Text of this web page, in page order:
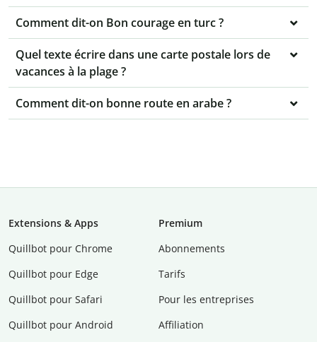
Comment dit-on Bon courage en turc ?
Quel texte écrire dans une carte postale lors de
vacances à la plage ?
Comment dit-on bonne route en arabe ?
Extensions & Apps
Quillbot pour Chrome
Quillbot pour Edge
Quillbot pour Safari
Quillbot pour Android
Premium
Abonnements
Tarifs
Pour les entreprises
Affiliation